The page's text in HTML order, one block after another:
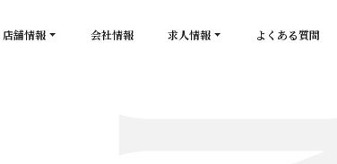
店舗情報 会社情報 求人情報 よくある質問